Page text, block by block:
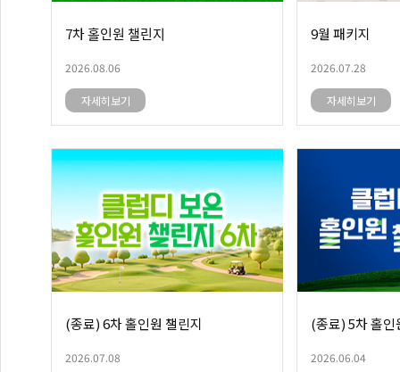
7차 홀인원 챌린지
2026.08.06
자세히보기
9월 패키지
2026.07.28
자세히보기
(종료) 6차 홀인원 챌린지
2026.07.08
(종료) 5차 홀인
2026.06.04